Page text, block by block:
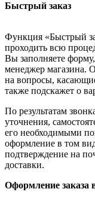
Быстрый заказ
Функция «Быстрый
проходить всю
Вы заполняете
менеджер магазина.
на вопросы,
также подскажет о
По результатам
уточнения,
его необходимыми
оформление в том
подтверждение на
доставки.
Оформление заказа